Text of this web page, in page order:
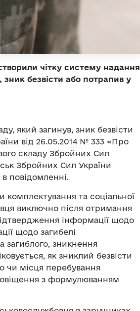
чітку систему надання
безвісти або потрапив у
який загинув, зник безвісти
від 26.05.2014 № 333 «Про
складу Збройних Сил
Збройних Сил України
повідомленні.
комплектування та соціальної
виключно після отримання
інформації щодо
щодо загибелі
загиблого, зникнення
як зниклий безвісти
чи місця перебування
з формулюванням